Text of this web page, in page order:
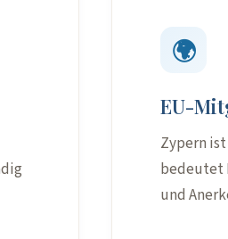
🌍
EU-
Zypern
bedeutet
und